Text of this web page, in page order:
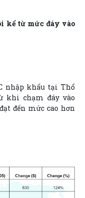
kể từ mức đáy vào
nhập khẩu tại Thổ
khi chạm đáy vào
đến mức cao hơn